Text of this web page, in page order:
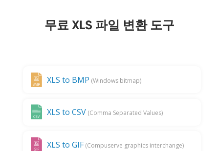
무료 XLS 파일 변환 도구
XLS to BMP (Windows bitmap)
XLS to CSV (Comma Separated Values)
XLS to GIF (Compuserve graphics interchange)